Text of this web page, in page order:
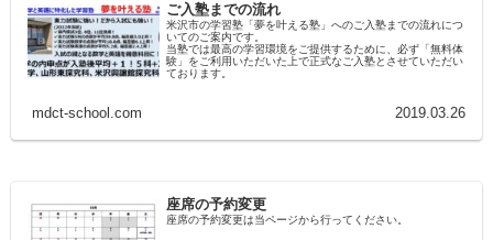
ご入塾までの流れ
米沢市の学習塾「夢を叶える塾」へのご入塾までの流れにつ
いてのご案内です。
当塾では最高の学習環境をご提供するために、必ず「無料体
験」をご利用いただいた上で正式なご入塾とさせていただい
ております。
mdct-school.com 2019.03.26
座席の予約変更
座席の予約変更は当ページから行ってください。